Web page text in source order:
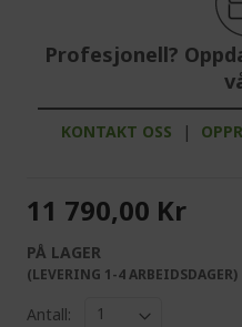
Profesjonell?
KONTAKT OSS |
11 790,00 Kr
PÅ LAGER
(LEVERING 1-4 ARBEIDSDAGER)
Antall: